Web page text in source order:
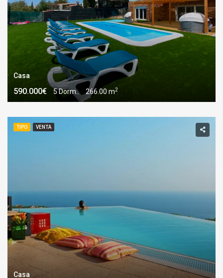
Casa
590.000€ 5 Dorm.. 266.00 m2
TIPO VENTA
Casa